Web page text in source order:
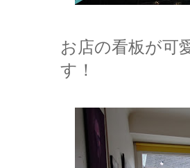
お店の看板が可
す！